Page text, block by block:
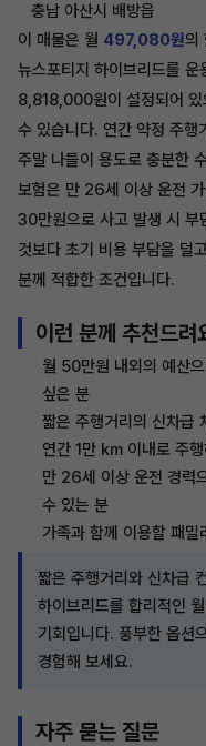
충남 아산시 배방읍
이 매물은 월 497,080원의
뉴스포티지 하이브리드를
8,818,000원이 설정되어 있
수 있습니다. 연간 약정 주
주말 나들이 용도로 충분한
보험은 만 26세 이상 운전
30만원으로 사고 발생 시 부
것보다 초기 비용 부담을 덜
분께 적합한 조건입니다.
이런 분께 추천드려
월 50만원 내외의 예산
싶은 분
짧은 주행거리의 신차급
연간 1만 km 이내로 주
만 26세 이상 운전 경력
수 있는 분
가족과 함께 이용할 패
짧은 주행거리와 신차급
하이브리드를 합리적인
기회입니다. 풍부한 옵션
경험해 보세요.
자주 묻는 질문